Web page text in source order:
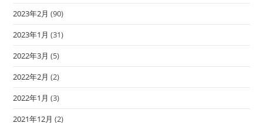
2023年2月 (90)
2023年1月 (31)
2022年3月 (5)
2022年2月 (2)
2022年1月 (3)
2021年12月 (2)